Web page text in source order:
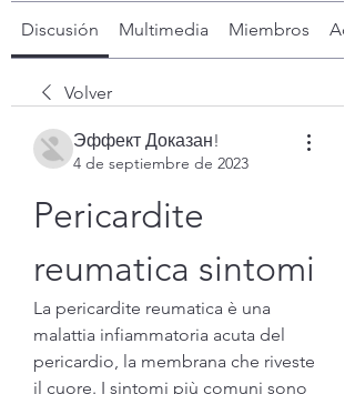
Discusión Multimedia Miembros
Volver
Эффект Доказан!
4 de septiembre de 2023
Pericardite
reumatica sintomi
La pericardite reumatica è una
malattia infiammatoria acuta del
pericardio, la membrana che riveste
il cuore. I sintomi più comuni sono